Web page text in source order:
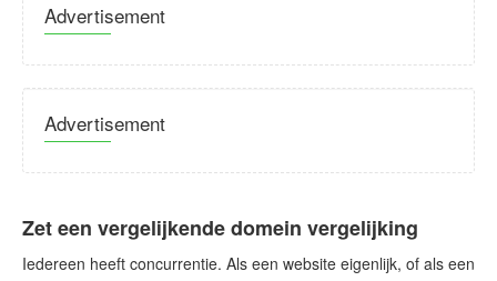
Advertisement
Advertisement
Zet een vergelijkende domein vergelijking
Iedereen heeft concurrentie. Als een website eigenlijk, of als een